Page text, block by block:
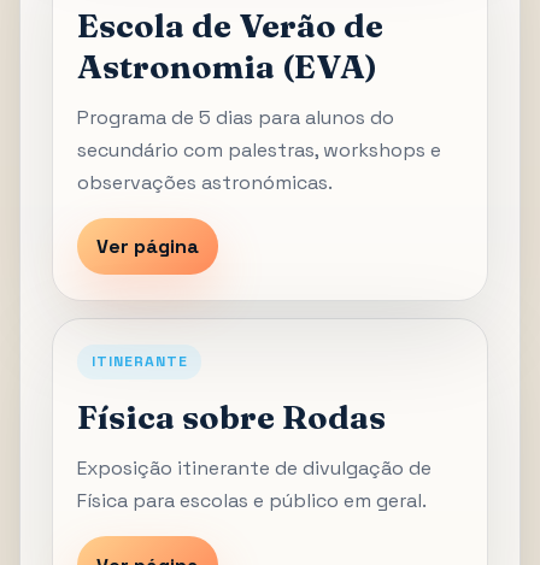
Escola de Verão de
Astronomia (EVA)
Programa de 5 dias para alunos do
secundário com palestras, workshops e
observações astronómicas.
Ver página
ITINERANTE
Física sobre Rodas
Exposição itinerante de divulgação de
Física para escolas e público em geral.